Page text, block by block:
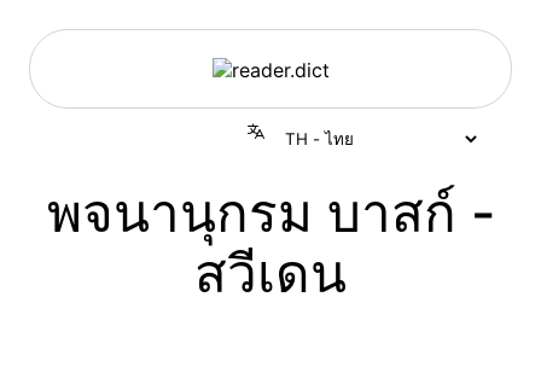
พจนานุกรม บาสก์ -
สวีเดน